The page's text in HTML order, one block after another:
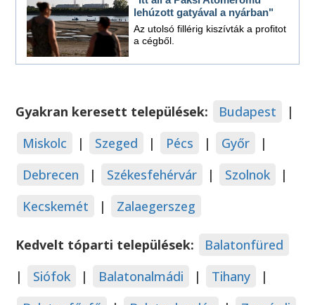
lehúzott gatyával a nyárban"
Az utolsó fillérig kiszívták a profitot
a cégből.
Gyakran keresett települések: Budapest
|
Miskolc
| Szeged | Pécs | Győr
|
Debrecen
| Székesfehérvár | Szolnok
|
Kecskemét
| Zalaegerszeg
Kedvelt tóparti települések:
Balatonfüred
|
Siófok | Balatonalmádi | Tihany
|